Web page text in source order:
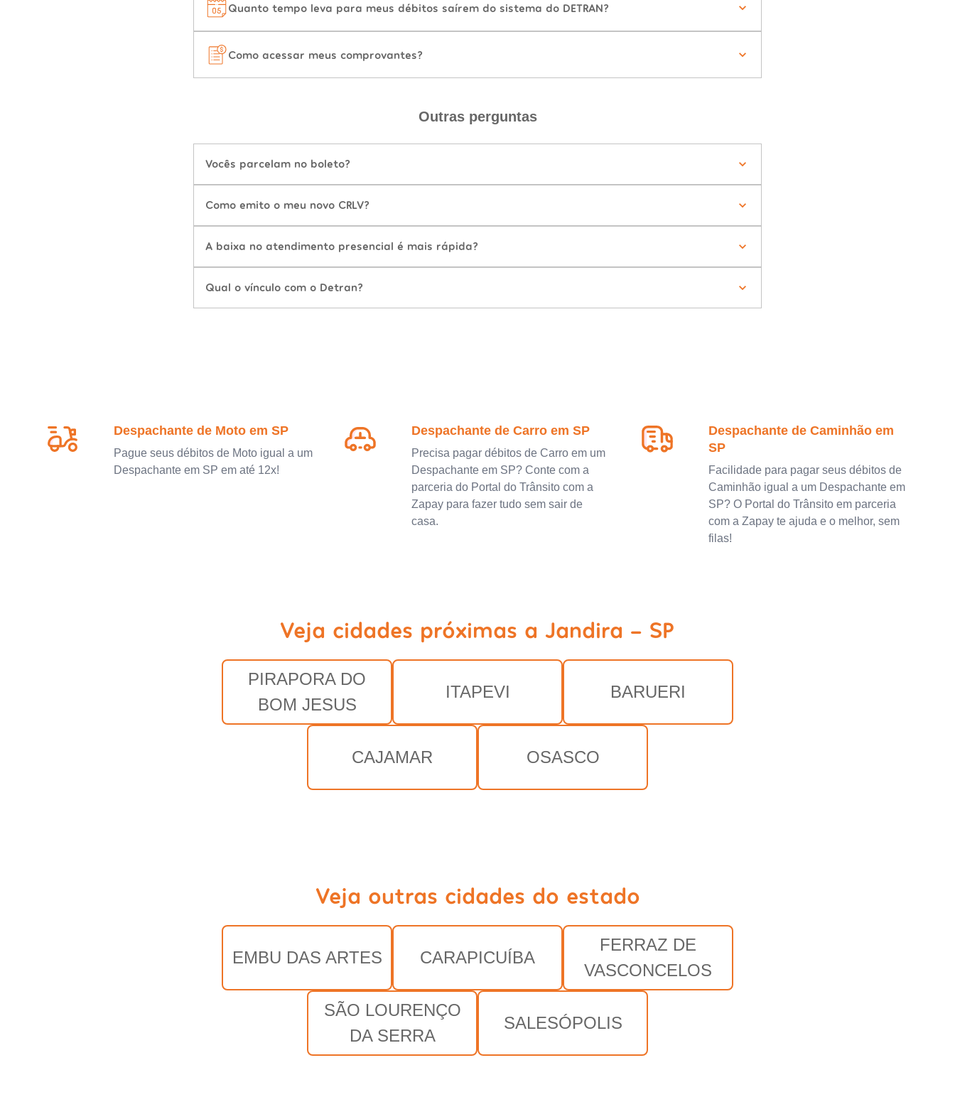
Quanto tempo leva para meus débitos saírem do sistema do DETRAN?
Como acessar meus comprovantes?
Outras perguntas
Vocês parcelam no boleto?
Como emito o meu novo CRLV?
A baixa no atendimento presencial é mais rápida?
Qual o vínculo com o Detran?
Despachante de Moto em SP
Pague seus débitos de Moto igual a um
Despachante em SP em até 12x!
Despachante de Carro em SP
Precisa pagar débitos de Carro em um
Despachante em SP? Conte com a
parceria do Portal do Trânsito com a
Zapay para fazer tudo sem sair de
casa.
Despachante de Caminhão em
SP
Facilidade para pagar seus débitos de
Caminhão igual a um Despachante em
SP? O Portal do Trânsito em parceria
com a Zapay te ajuda e o melhor, sem
filas!
Veja cidades próximas a Jandira - SP
PIRAPORA DO
BOM JESUS
ITAPEVI BARUERI
CAJAMAR OSASCO
Veja outras cidades do estado
EMBU DAS ARTES CARAPICUÍBA
FERRAZ DE
VASCONCELOS
SÃO LOURENÇO
DA SERRA
SALESÓPOLIS